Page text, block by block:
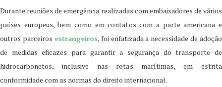
Durante reuniões de emergência realizadas com embaixadores de vários
países europeus, bem como em contatos com a parte americana e
outros parceiros estrangeiros, foi enfatizada a necessidade de adoção
de medidas eficazes para garantir a segurança do transporte de
hidrocarbonetos, inclusive nas rotas marítimas, em estrita
conformidade com as normas do direito internacional.